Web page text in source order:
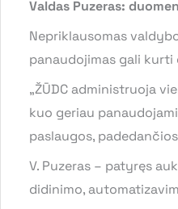
Valdas Puzeras:
Nepriklausomas
panaudojimas gali
„ŽŪDC administruoja
kuo geriau
paslaugos,
V. Puzeras – patyręs
didinimo,